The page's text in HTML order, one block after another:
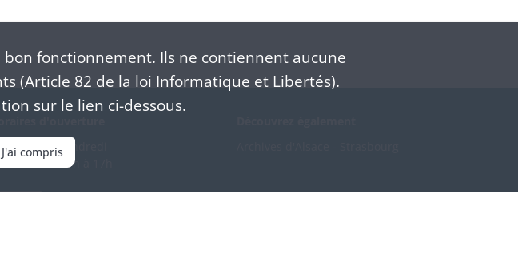
mardi au vendredi
continu de 9h à 17h
fonctionnement. Ils ne contiennent aucune
(Article 82 de la loi Informatique et Libertés).
sur le lien ci-dessous.
J'ai compris